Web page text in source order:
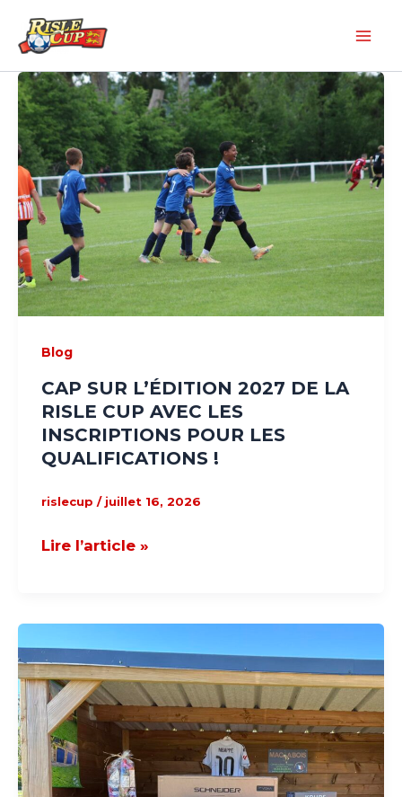
Blog
CAP SUR L’ÉDITION 2027 DE LA
RISLE CUP AVEC LES
INSCRIPTIONS POUR LES
QUALIFICATIONS !
rislecup / juillet 16, 2026
CAP
SUR
L’ÉDITION
2027
DE
LA
RISLE
CUP
AVEC
LES
POUR
LES
QUALIFICATIONS
Lire l’article »
DES
GAGNANTS
DE
LA
TOMBOLA
RISLE